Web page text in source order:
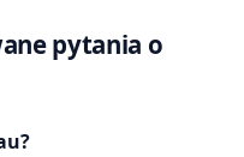
pytania o